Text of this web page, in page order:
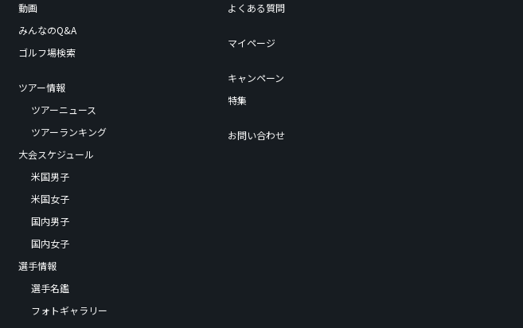
動画
みんなのQ&A
ゴルフ場検索
ツアー情報
ツアーニュース
ツアーランキング
大会スケジュール
米国男子
米国女子
国内男子
国内女子
選手情報
選手名鑑
フォトギャラリー
よくある質問
マイページ
キャンペーン
特集
お問い合わせ